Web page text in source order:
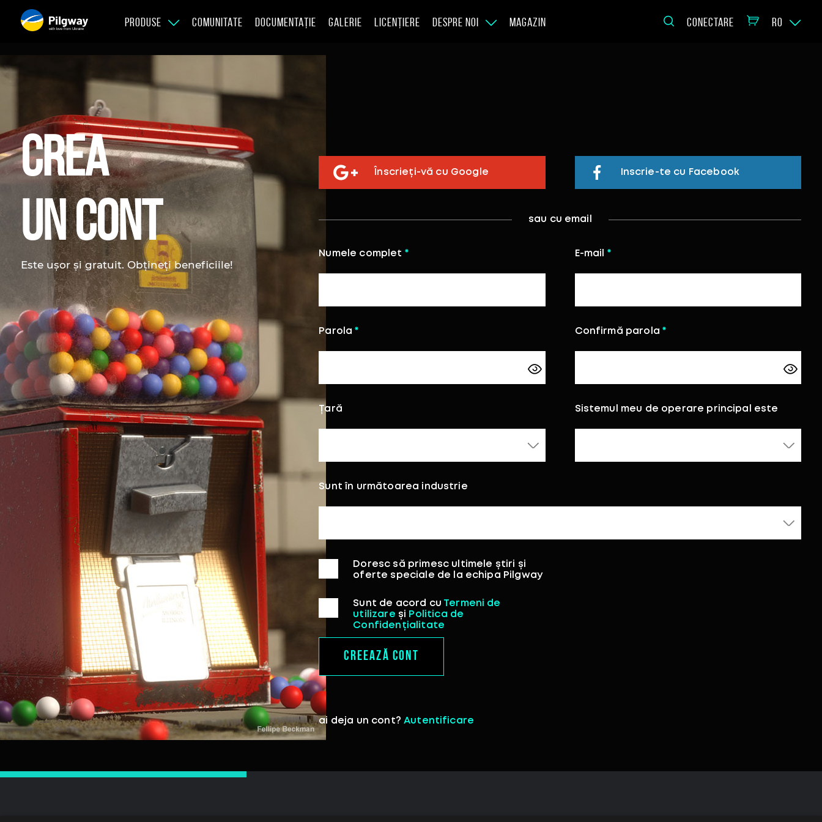
with love from Ukraine
PRODUSE COMUNITATE DOCUMENTAȚIE GALERIE LICENȚIERE DESPRE NOI MAGAZIN CONECTARE RO
CREA
UN CONT
Este ușor și gratuit. Obțineți beneficiile!
Înscrieți-vă cu Google Inscrie-te cu Facebook
sau cu email
Numele complet E-mail
Parola Confirmă parola
Țară Sistemul meu de operare principal este
Sunt în următoarea industrie
Doresc să primesc ultimele știri și
oferte speciale de la echipa Pilgway
Sunt de acord cu Termeni de
utilizare și Politica de
Confidențialitate
CREEAZĂ CONT
ai deja un cont?Autentificare